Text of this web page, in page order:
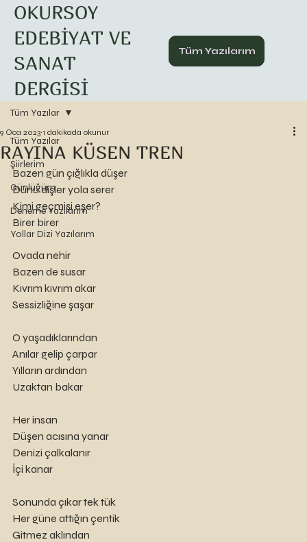
Tüm Yazılarım
OKURSOY
EDEBİYAT VE
SANAT
DERGİSİ
Tüm Yazılar
Şiirlerim
Günlüğüm
Deneme Yazılarım
Yollar Dizi Yazılarım
Tüm Yazılar
RAYINA KÜSEN TREN
9 Oca 2023 1 dakikada okunur
Bazen gün çığlıkla düşer
Dünü dişler yola serer
Kimi geçmişi eşer?
Birer birer
Ovada nehir
Bazen de susar
Kıvrım kıvrım akar
Sessizliğine şaşar
O yaşadıklarından
Anılar gelip çarpar
Yılların ardından
Uzaktan bakar
Her insan
Düşen acısına yanar
Denizi çalkalanır
İçi kanar
Sonunda çıkar tek tük
Her güne attığın çentik
Gitmez aklından